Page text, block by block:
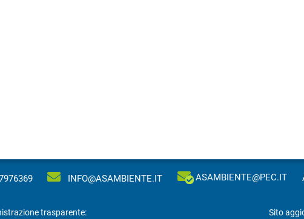
INFO@ASAMBIENTE.IT ASAMBIENTE@PEC.IT
trasparente: Sito